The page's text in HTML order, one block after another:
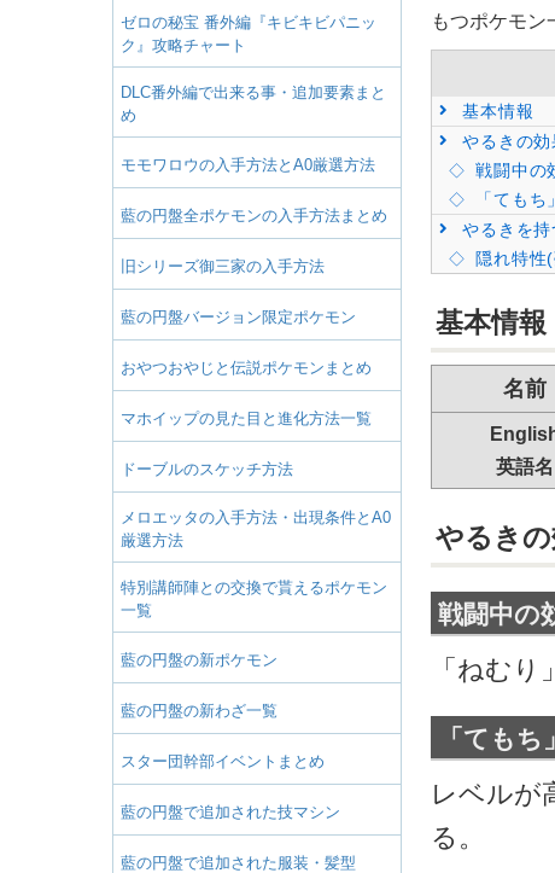
ゼロの秘宝 番外編『キビキビパニッ
ク』攻略チャート
DLC番外編で出来る事・追加要素まと
め
モモワロウの入手方法とA0厳選方法
藍の円盤全ポケモンの入手方法まとめ
旧シリーズ御三家の入手方法
藍の円盤バージョン限定ポケモン
おやつおやじと伝説ポケモンまとめ
マホイップの見た目と進化方法一覧
ドーブルのスケッチ方法
メロエッタの入手方法・出現条件とA0
厳選方法
特別講師陣との交換で貰えるポケモン
一覧
藍の円盤の新ポケモン
藍の円盤の新わざ一覧
スター団幹部イベントまとめ
藍の円盤で追加された技マシン
藍の円盤で追加された服装・髪型
もつポケモン
基本情報
やるきの効
戦闘中の
「てもち
やるきを
隠れ特性
基本情報
名前
英語名
やるき
戦闘中の
「ねむり
「ても
レベルが
る。